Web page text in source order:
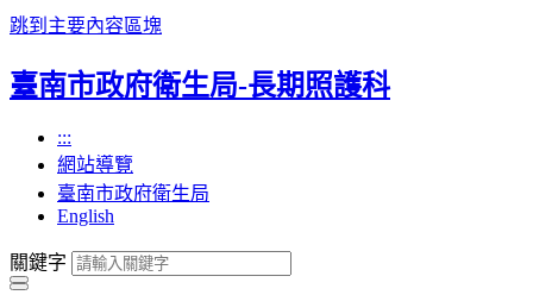
跳到主要內容區塊
臺南市政府衛生局-長期照護科
:::
網站導覽
臺南市政府衛生局
English
關鍵字